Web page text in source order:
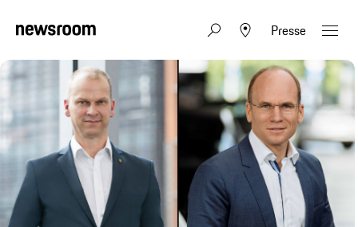
Presse